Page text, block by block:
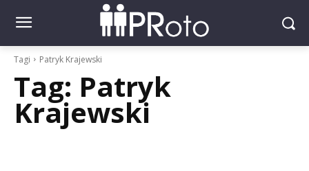
Tagi Patryk Krajewski
Tag: Patryk
Krajewski